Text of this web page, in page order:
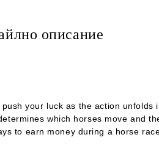
описание
your luck as the action
which horses move and
to earn money during a horse